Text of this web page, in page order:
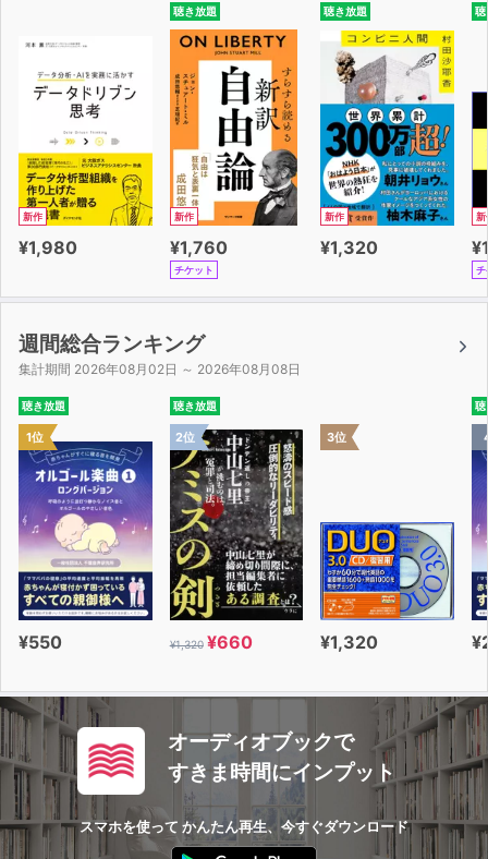
新作
¥1,980
聴き放題
新作
¥1,760
チケット
聴き放題
新作
¥1,320
聴
新
チ
週間総合ランキング
集計期間 2026年08月02日 ～ 2026年08月08日
聴き放題
1位
¥550
聴き放題
2位
¥1,320 ¥660
3位
¥1,320
聴
オーディオブックで
すきま時間にインプット
スマホを使って かんたん再生、今すぐダウンロード